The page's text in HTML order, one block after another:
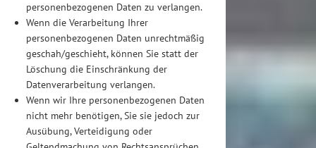
personenbezogenen Daten zu verlangen.
Wenn die Verarbeitung Ihrer
personenbezogenen Daten unrechtmäßig
geschah/geschieht, können Sie statt der
Löschung die Einschränkung der
Datenverarbeitung verlangen.
Wenn wir Ihre personenbezogenen Daten
nicht mehr benötigen, Sie sie jedoch zur
Ausübung, Verteidigung oder